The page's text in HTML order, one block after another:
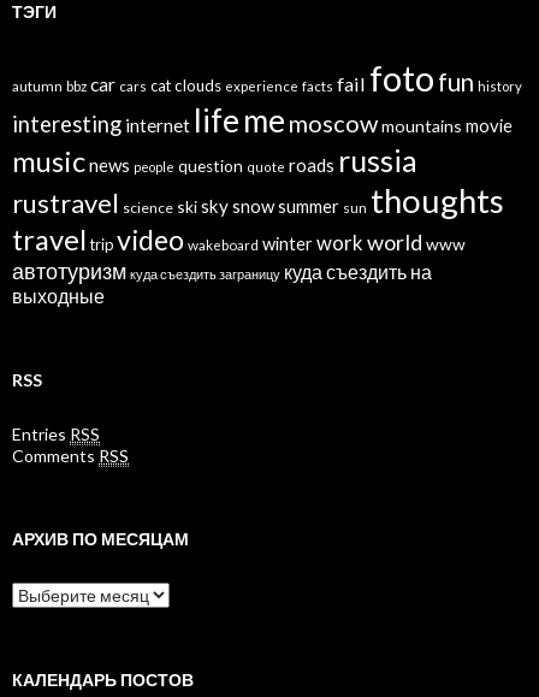
ТЭГИ
autumn bbz car cars catclouds experience facts fail foto fun history
interesting internet lifeme moscowmountains movie
musicnews people question quote roads russia
rustravel science skiskysnowsummer sun thoughts
travel tripvideo wakeboard winterwork world www
автотуризм куда съездить заграницу куда съездить на
выходные
RSS
Entries RSS
Comments RSS
АРХИВ ПО МЕСЯЦАМ
Архив
по
КАЛЕНДАРЬ ПОСТОВ